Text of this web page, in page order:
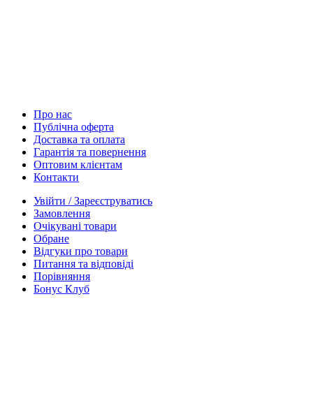
Про нас
Публічна оферта
Доставка та оплата
Гарантія та повернення
Оптовим клієнтам
Контакти
Увійти / Зареєструватись
Замовлення
Очікувані товари
Обране
Відгуки про товари
Питання та відповіді
Порівняння
Бонус Клуб